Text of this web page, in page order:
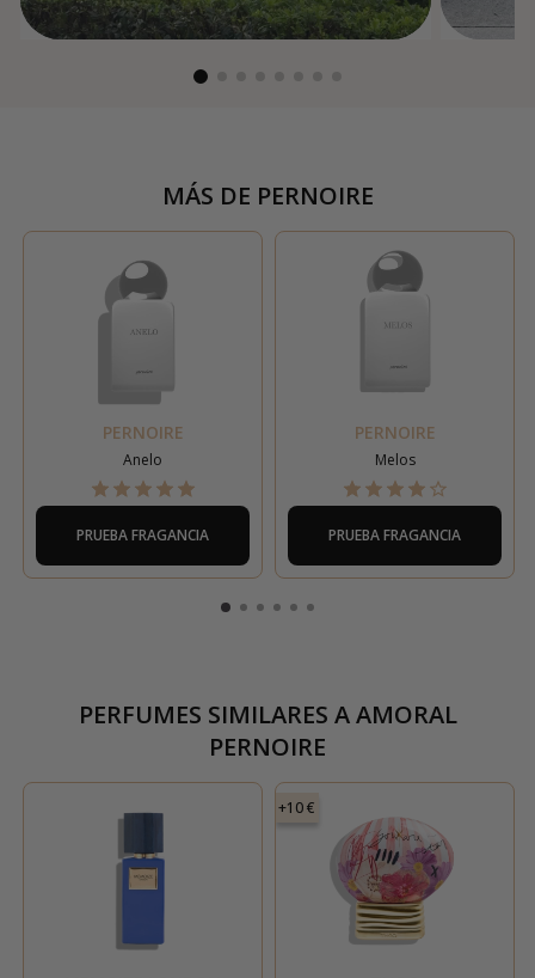
MÁS DE PERNOIRE
PERNOIRE
Anelo
PRUEBA FRAGANCIA
PERNOIRE
Melos
PRUEBA FRAGANCIA
PERFUMES SIMILARES AAMORAL
PERNOIRE
+10 €